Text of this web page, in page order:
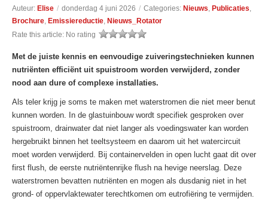
Auteur: Elise / donderdag 4 juni 2026 / Categories: Nieuws, Publicaties,
Brochure, Emissiereductie, Nieuws_Rotator
Rate this article: No rating
Met de juiste kennis en eenvoudige zuiveringstechnieken kunnen
nutriënten efficiënt uit spuistroom worden verwijderd, zonder
nood aan dure of complexe installaties.
Als teler krijg je soms te maken met waterstromen die niet meer benut
kunnen worden. In de glastuinbouw wordt specifiek gesproken over
spuistroom, drainwater dat niet langer als voedingswater kan worden
hergebruikt binnen het teeltsysteem en daarom uit het watercircuit
moet worden verwijderd. Bij containervelden in open lucht gaat dit over
first flush, de eerste nutriëntenrijke flush na hevige neerslag. Deze
waterstromen bevatten nutriënten en mogen als dusdanig niet in het
grond- of oppervlaktewater terechtkomen om eutrofiëring te vermijden.